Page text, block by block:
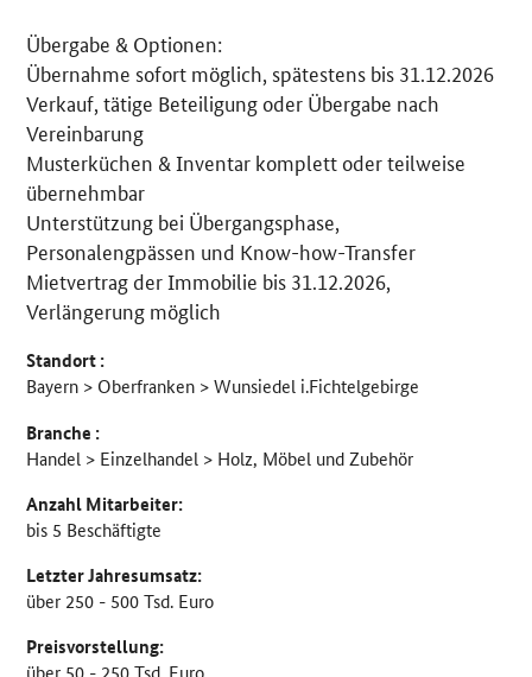
Übergabe & Optionen:
Übernahme sofort möglich, spätestens bis 31.12.2026
Verkauf, tätige Beteiligung oder Übergabe nach
Vereinbarung
Musterküchen & Inventar komplett oder teilweise
übernehmbar
Unterstützung bei Übergangsphase,
Personalengpässen und Know-how-Transfer
Mietvertrag der Immobilie bis 31.12.2026,
Verlängerung möglich
Standort :
Bayern > Oberfranken > Wunsiedel i.Fichtelgebirge
Branche :
Handel > Einzelhandel > Holz, Möbel und Zubehör
Anzahl Mitarbeiter:
bis 5 Beschäftigte
Letzter Jahresumsatz:
über 250 - 500 Tsd. Euro
Preisvorstellung:
über 50 - 250 Tsd. Euro